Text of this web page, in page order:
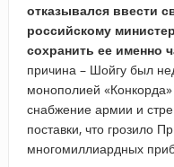
отказывался ввести
российскому
сохранить ее именно
причина – Шойгу был
монополией
снабжение армии и
поставки, что грозило
многомиллиардных